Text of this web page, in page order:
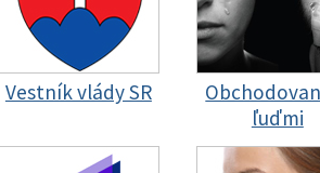
Vestník vlády SR
ľuďmi